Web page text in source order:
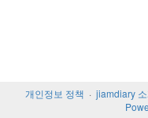
개인정보 정책 jiamdiary